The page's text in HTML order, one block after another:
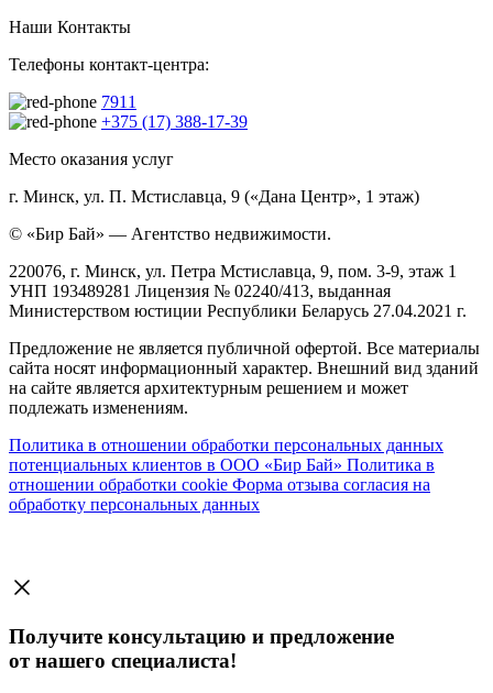
Наши Контакты
Телефоны контакт-центра:
7911
+375 (17) 388-17-39
Место оказания услуг
г. Минск, ул. П. Мстиславца, 9 («Дана Центр», 1 этаж)
© «Бир Бай» — Агентство недвижимости.
220076, г. Минск, ул. Петра Мстиславца, 9, пом. 3-9, этаж 1
УНП 193489281 Лицензия № 02240/413, выданная
Министерством юстиции Республики Беларусь 27.04.2021 г.
Предложение не является публичной офертой. Все материалы
сайта носят информационный характер. Внешний вид зданий
на сайте является архитектурным решением и может
подлежать изменениям.
Политика в отношении обработки персональных данных
потенциальных клиентов в ООО «Бир Бай» Политика в
отношении обработки cookie Форма отзыва согласия на
обработку персональных данных
Получите консультацию и предложение
от нашего специалиста!